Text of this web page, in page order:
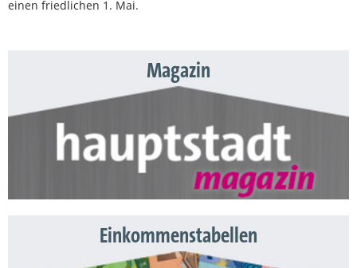
einen friedlichen 1. Mai.
Magazin
Einkommenstabellen